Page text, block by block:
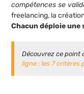
compétences se
freelancing, la
Chacun déploie une
Découvrez ce point
ligne : les 7 critères